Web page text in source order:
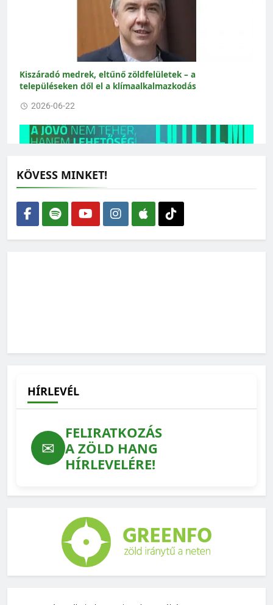
Kiszáradó medrek, eltűnő zöldfelületek – a
településeken dől el a klímaalkalmazkodás
2026-06-22
Nyitott a tér: mindenkit vár a X. Zöld Nyári Egyetem
2026-06-02
2026-04-30
KÖVESS MINKET!
HÍRLEVÉL
✉
FELIRATKOZÁS
A ZÖLD HANG
HÍRLEVELÉRE!